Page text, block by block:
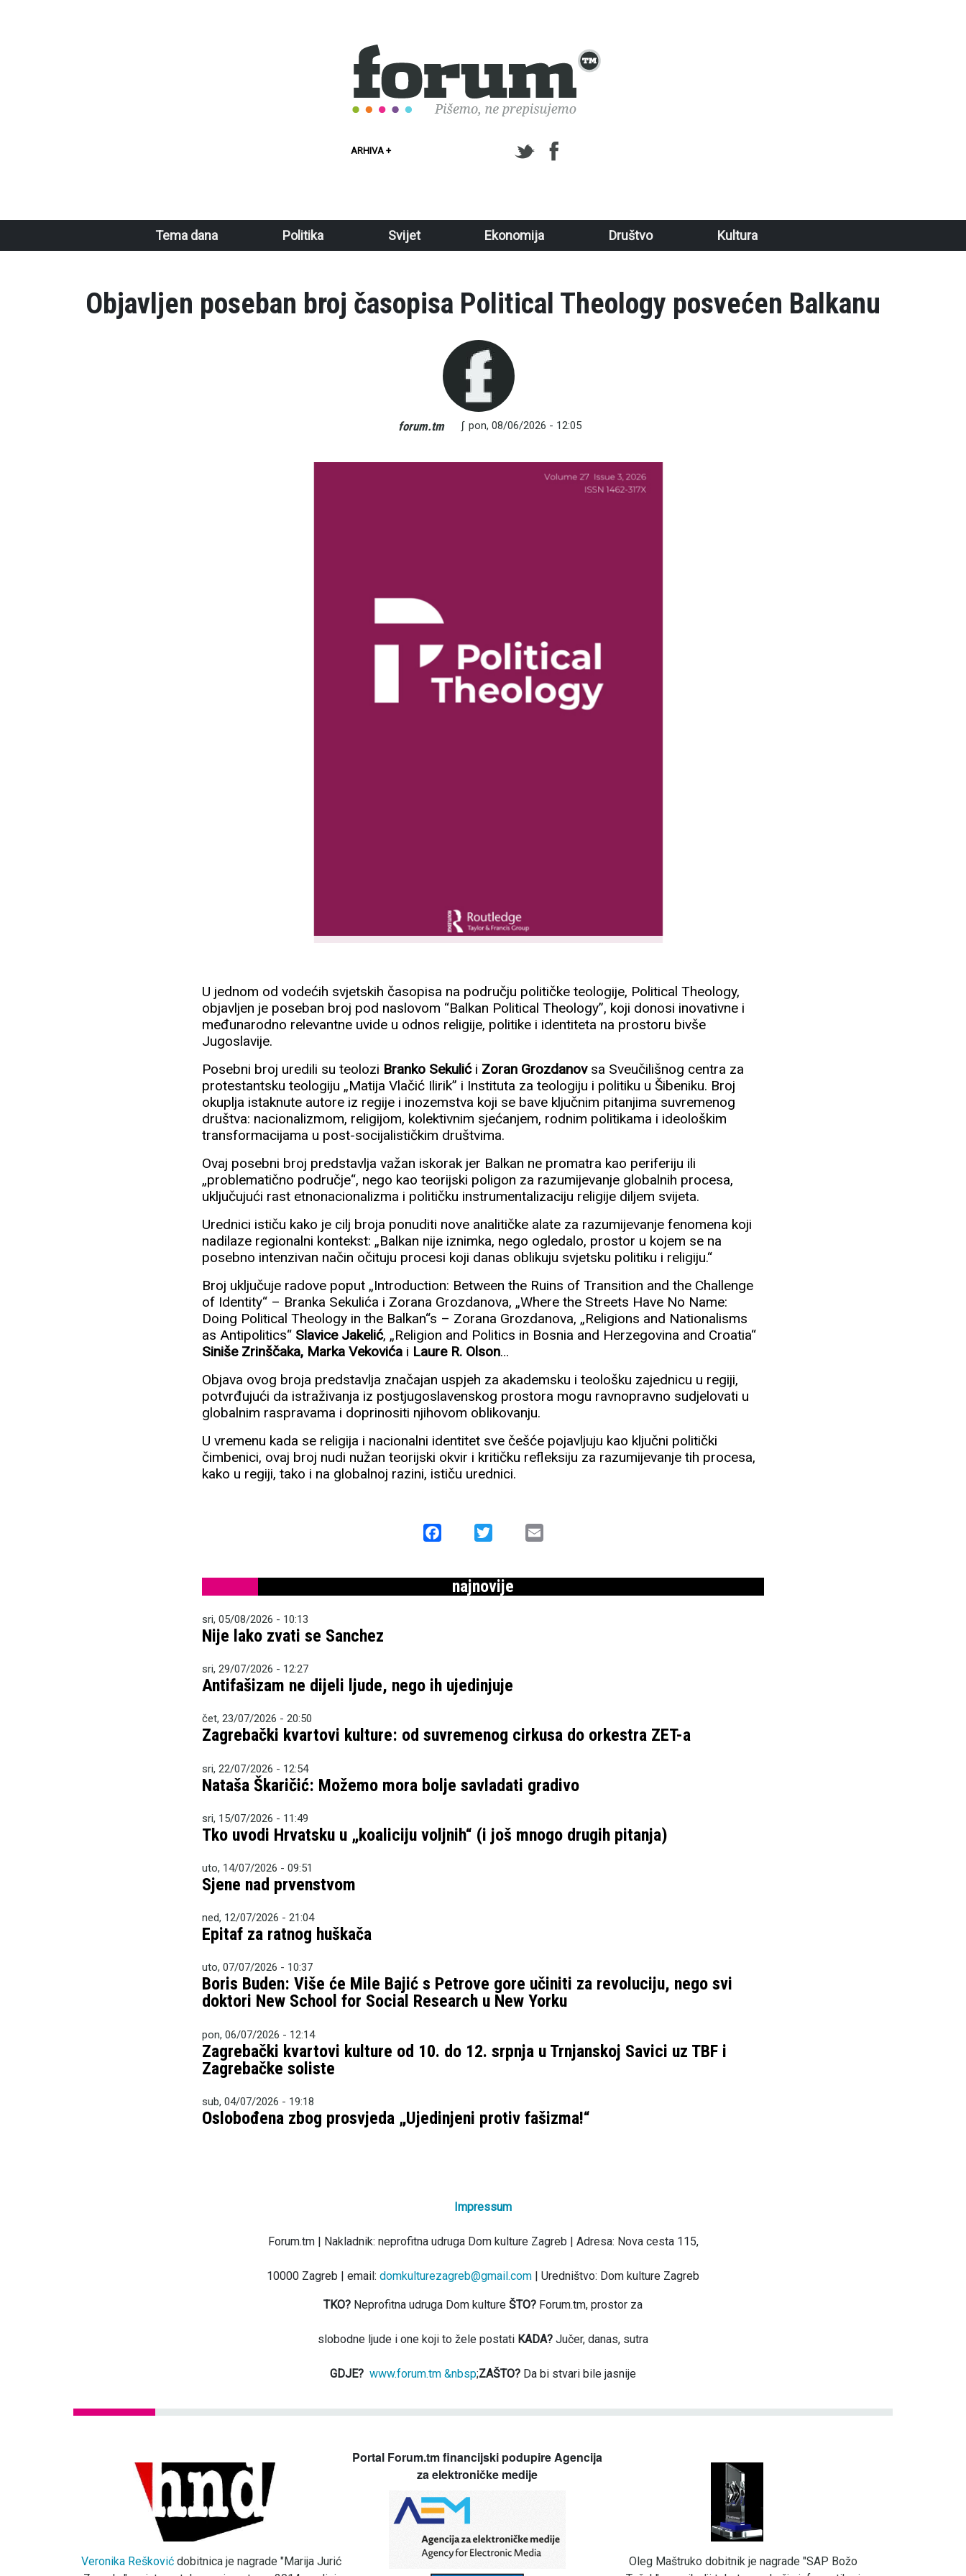
ARHIVA +
Tema dana Politika Svijet Ekonomija Društvo Kultura
Objavljen poseban broj časopisa Political Theology posvećen Balkanu
forum.tm ∫ pon, 08/06/2026 - 12:05
U jednom od vodećih svjetskih časopisa na području političke teologije, Political Theology,
objavljen je poseban broj pod naslovom “Balkan Political Theology”, koji donosi inovativne i
međunarodno relevantne uvide u odnos religije, politike i identiteta na prostoru bivše
Jugoslavije.
Posebni broj uredili su teolozi Branko Sekulići Zoran Grozdanovsa Sveučilišnog centra za
protestantsku teologiju „Matija Vlačić Ilirik” i Instituta za teologiju i politiku u Šibeniku. Broj
okuplja istaknute autore iz regije i inozemstva koji se bave ključnim pitanjima suvremenog
društva: nacionalizmom, religijom, kolektivnim sjećanjem, rodnim politikama i ideološkim
transformacijama u post-socijalističkim društvima.
Ovaj posebni broj predstavlja važan iskorak jer Balkan ne promatra kao periferiju ili
„problematično područje“, nego kao teorijski poligon za razumijevanje globalnih procesa,
uključujući rast etnonacionalizma i političku instrumentalizaciju religije diljem svijeta.
Urednici ističu kako je cilj broja ponuditi nove analitičke alate za razumijevanje fenomena koji
nadilaze regionalni kontekst: „Balkan nije iznimka, nego ogledalo, prostor u kojem se na
posebno intenzivan način očituju procesi koji danas oblikuju svjetsku politiku i religiju.“
Broj uključuje radove poput „Introduction: Between the Ruins of Transition and the Challenge
of Identity“ – Branka Sekulića i Zorana Grozdanova, „Where the Streets Have No Name:
Doing Political Theology in the Balkan“s – Zorana Grozdanova, „Religions and Nationalisms
as Antipolitics“ Slavice Jakelić, „Religion and Politics in Bosnia and Herzegovina and Croatia“
Siniše Zrinščaka, Marka Vekovića i Laure R. Olson…
Objava ovog broja predstavlja značajan uspjeh za akademsku i teološku zajednicu u regiji,
potvrđujući da istraživanja iz postjugoslavenskog prostora mogu ravnopravno sudjelovati u
globalnim raspravama i doprinositi njihovom oblikovanju.
U vremenu kada se religija i nacionalni identitet sve češće pojavljuju kao ključni politički
čimbenici, ovaj broj nudi nužan teorijski okvir i kritičku refleksiju za razumijevanje tih procesa,
kako u regiji, tako i na globalnoj razini, ističu urednici.
Facebook
najnovije
sri, 05/08/2026 - 10:13
Nije lako zvati se Sanchez
sri, 29/07/2026 - 12:27
Antifašizam ne dijeli ljude, nego ih ujedinjuje
čet, 23/07/2026 - 20:50
Zagrebački kvartovi kulture: od suvremenog cirkusa do orkestra ZET-a
sri, 22/07/2026 - 12:54
Nataša Škaričić: Možemo mora bolje savladati gradivo
sri, 15/07/2026 - 11:49
Tko uvodi Hrvatsku u „koaliciju voljnih“ (i još mnogo drugih pitanja)
uto, 14/07/2026 - 09:51
Sjene nad prvenstvom
ned, 12/07/2026 - 21:04
Epitaf za ratnog huškača
uto, 07/07/2026 - 10:37
Boris Buden: Više će Mile Bajić s Petrove gore učiniti za revoluciju, nego svi
doktori New School for Social Research u New Yorku
pon, 06/07/2026 - 12:14
Zagrebački kvartovi kulture od 10. do 12. srpnja u Trnjanskoj Savici uz TBF i
Zagrebačke soliste
sub, 04/07/2026 - 19:18
Oslobođena zbog prosvjeda „Ujedinjeni protiv fašizma!“
Impressum
Forum.tm | Nakladnik: neprofitna udruga Dom kulture Zagreb | Adresa: Nova cesta 115,
10000 Zagreb | email: domkulturezagreb@gmail.com | Uredništvo: Dom kulture Zagreb
TKO? Neprofitna udruga Dom kulture ŠTO? Forum.tm, prostor za
slobodne ljude i one koji to žele postati KADA? Jučer, danas, sutra
GDJE? www.forum.tm &nbsp;ZAŠTO? Da bi stvari bile jasnije
Veronika Reškovićdobitnica je nagrade "Marija Jurić
Portal Forum.tm financijski podupire Agencija
za elektroničke medije
Oleg Maštruko dobitnik je nagrade "SAP Božo